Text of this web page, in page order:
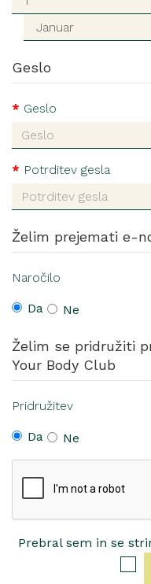
Geslo
Geslo
Potrditev gesla
Želim prejemati e-
Naročilo
Da Ne
Želim se pridružiti
Your Body Club
Pridružitev
Da Ne
Prebral sem in se